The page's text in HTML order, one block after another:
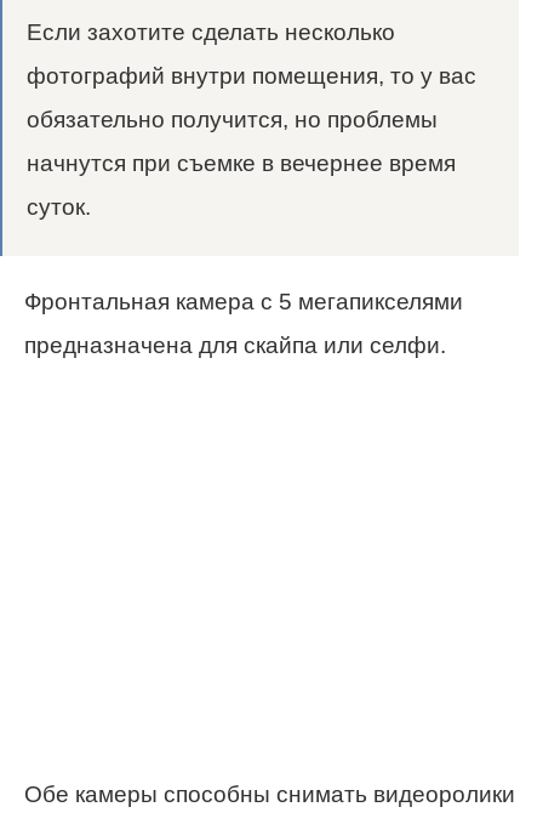
Если захотите сделать несколько
фотографий внутри помещения, то у вас
обязательно получится, но проблемы
начнутся при съемке в вечернее время
суток.
Фронтальная камера с 5 мегапикселями
предназначена для скайпа или селфи.
Обе камеры способны снимать видеоролики